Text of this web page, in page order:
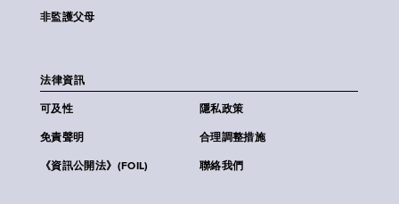
非監護父母
法律資訊
可及性 隱私政策
免責聲明 合理調整措施
《資訊公開法》(FOIL) 聯絡我們